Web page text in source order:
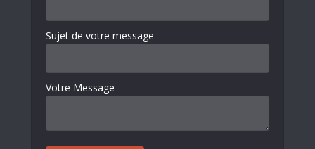
Sujet de votre message
Votre Message